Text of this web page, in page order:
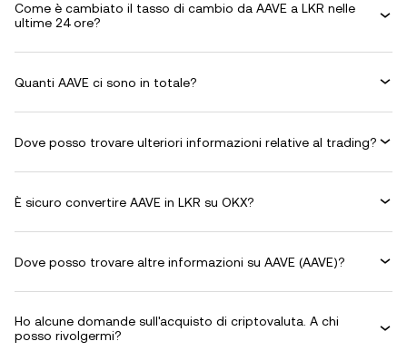
Come è cambiato il tasso di cambio da AAVE a LKR nelle
ultime 24 ore?
Quanti AAVE ci sono in totale?
Dove posso trovare ulteriori informazioni relative al trading?
È sicuro convertire AAVE in LKR su OKX?
Dove posso trovare altre informazioni su AAVE (AAVE)?
Ho alcune domande sull'acquisto di criptovaluta. A chi
posso rivolgermi?